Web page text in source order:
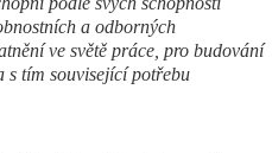
a odborných
ve světě práce, pro budování
s tím související potřebu